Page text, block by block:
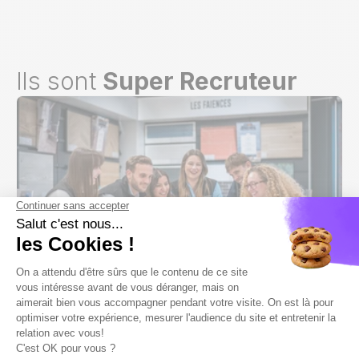
Ils sont Super Recruteur
DISTRIBUTION / BRICOLAGE - JARDINAGE
Saint Maclou